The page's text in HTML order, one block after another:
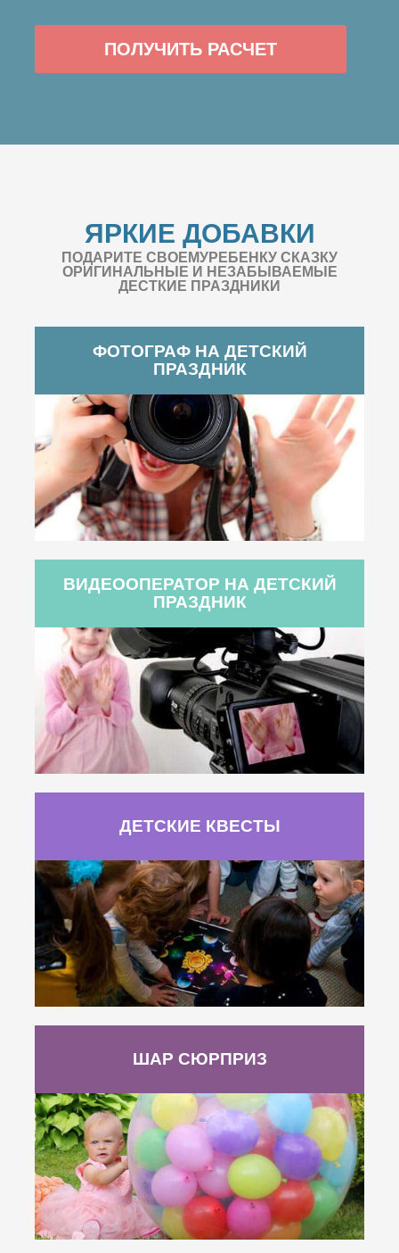
ПОЛУЧИТЬ РАСЧЕТ
ЯРКИЕ ДОБАВКИ
ПОДАРИТЕ СВОЕМУРЕБЕНКУ СКАЗКУ
ОРИГИНАЛЬНЫЕ И НЕЗАБЫВАЕМЫЕ
ДЕСТКИЕ ПРАЗДНИКИ
ФОТОГРАФ НА ДЕТСКИЙ
ПРАЗДНИК
ВИДЕООПЕРАТОР НА ДЕТСКИЙ
ПРАЗДНИК
ДЕТСКИЕ КВЕСТЫ
ШАР СЮРПРИЗ